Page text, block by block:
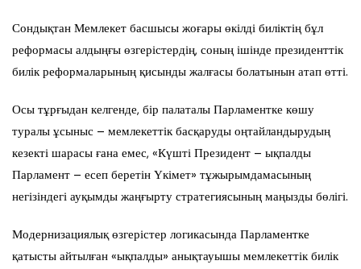
Сондықтан Мемлекет басшысы жоғары өкілді биліктің бұл
реформасы алдыңғы өзгерістердің, соның ішінде президенттік
билік реформаларының қисынды жалғасы болатынын атап өтті.
Осы тұрғыдан келгенде, бір палаталы Парламентке көшу
туралы ұсыныс – мемлекеттік басқаруды оңтайландырудың
кезекті шарасы ғана емес, «Күшті Президент – ықпалды
Парламент – есеп беретін Үкімет» тұжырымдамасының
негізіндегі ауқымды жаңғырту стратегиясының маңызды бөлігі.
Модернизациялық өзгерістер логикасында Парламентке
қатысты айтылған «ықпалды» анықтауышы мемлекеттік билік